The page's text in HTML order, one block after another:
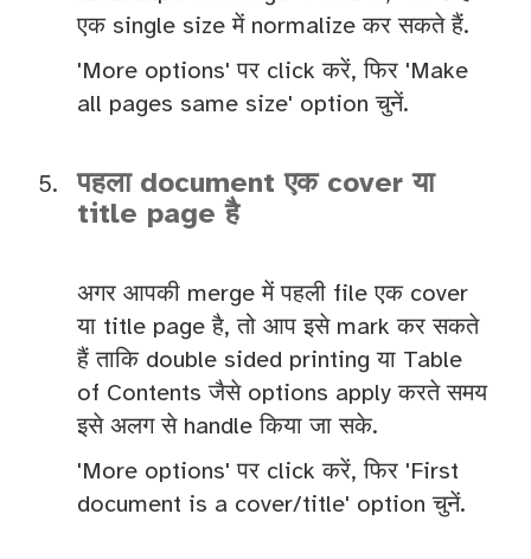
एक single size में normalize कर सकते हैं.
'More options' पर click करें, फिर 'Make
all pages same size' option चुनें.
पहला document एक cover या
title page है
अगर आपकी merge में पहली file एक cover
या title page है, तो आप इसे mark कर सकते
हैं ताकि double sided printing या Table
of Contents जैसे options apply करते समय
इसे अलग से handle किया जा सके.
'More options' पर click करें, फिर 'First
document is a cover/title' option चुनें.